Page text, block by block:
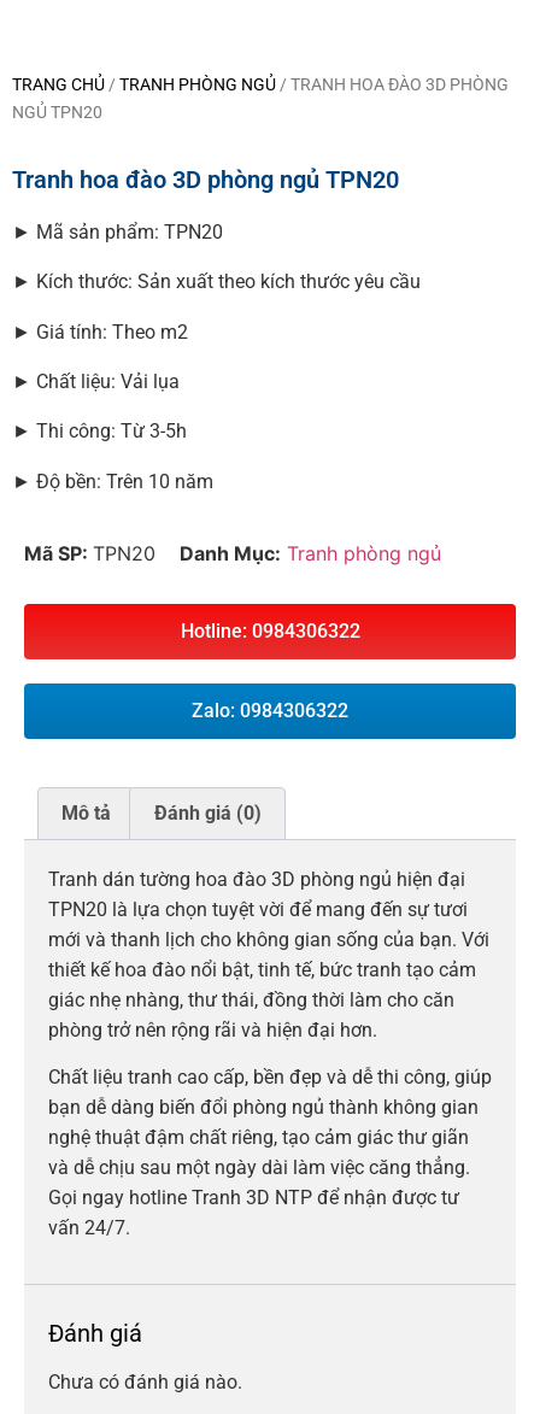
TRANG CHỦ / TRANH PHÒNG NGỦ / TRANH HOA ĐÀO 3D PHÒNG
NGỦ TPN20
Tranh hoa đào 3D phòng ngủ TPN20
► Mã sản phẩm: TPN20
► Kích thước: Sản xuất theo kích thước yêu cầu
► Giá tính: Theo m2
► Chất liệu: Vải lụa
► Thi công: Từ 3-5h
► Độ bền: Trên 10 năm
Mã SP: TPN20 Danh Mục: Tranh phòng ngủ
Hotline: 0984306322
Zalo: 0984306322
Mô tả Đánh giá (0)
Tranh dán tường hoa đào 3D phòng ngủ hiện đại
TPN20 là lựa chọn tuyệt vời để mang đến sự tươi
mới và thanh lịch cho không gian sống của bạn. Với
thiết kế hoa đào nổi bật, tinh tế, bức tranh tạo cảm
giác nhẹ nhàng, thư thái, đồng thời làm cho căn
phòng trở nên rộng rãi và hiện đại hơn.
Chất liệu tranh cao cấp, bền đẹp và dễ thi công, giúp
bạn dễ dàng biến đổi phòng ngủ thành không gian
nghệ thuật đậm chất riêng, tạo cảm giác thư giãn
và dễ chịu sau một ngày dài làm việc căng thẳng.
Gọi ngay hotline Tranh 3D NTP để nhận được tư
vấn 24/7.
Đánh giá
Chưa có đánh giá nào.